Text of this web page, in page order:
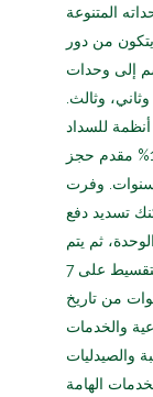
المتنوعة
من دور
طوابق، مقسم إلى وحدات
وثالث.
للسداد
ميسرة، النظام الأول يمكنك تسديد 10% مقدم حجز
وتقسيط باقي المبلغ على 6 سنوات. وفرت
تسديد دفع
5% من ثمن الوحدة، ثم يتم
تسديد دفعة ثانية بقيمة 10%، ثم يتم التقسيط على 7
فائدة، والتسليم بعد 3 سنوات من تاريخ
والخدمات
والصيدليات